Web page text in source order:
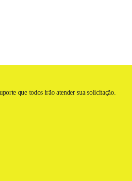
que todos irão atender sua solicitação.